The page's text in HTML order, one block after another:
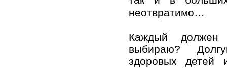
неотвратимо…
Каждый
выбираю?
здоровых детей